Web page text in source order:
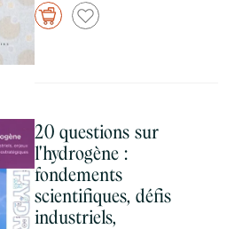
20 questions sur
l'hydrogène :
fondements
scientifiques, défis
industriels,